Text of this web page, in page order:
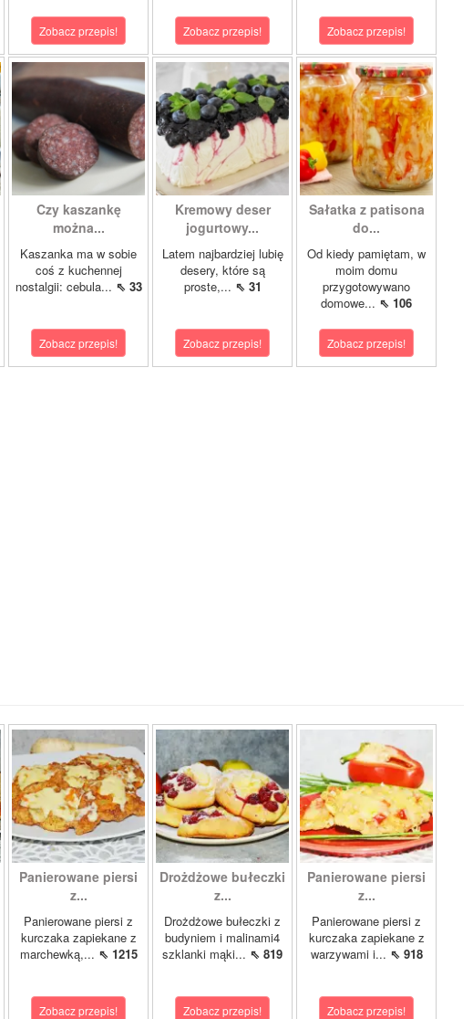
Zobacz przepis! Zobacz przepis! Zobacz przepis!
Czy kaszankę
można...
Kaszanka ma w sobie
coś z kuchennej
nostalgii: cebula... ⇖ 33
Zobacz przepis!
Kremowy deser
jogurtowy...
Latem najbardziej lubię
desery, które są
proste,... ⇖ 31
Zobacz przepis!
Sałatka z patisona
do...
Od kiedy pamiętam, w
moim domu
przygotowywano
domowe... ⇖ 106
Zobacz przepis!
Panierowane piersi
z...
Panierowane piersi z
kurczaka zapiekane z
marchewką,... ⇖ 1215
Zobacz przepis!
Drożdżowe bułeczki
z...
Drożdżowe bułeczki z
budyniem i malinami4
szklanki mąki... ⇖ 819
Zobacz przepis!
Panierowane piersi
z...
Panierowane piersi z
kurczaka zapiekane z
warzywami i... ⇖ 918
Zobacz przepis!